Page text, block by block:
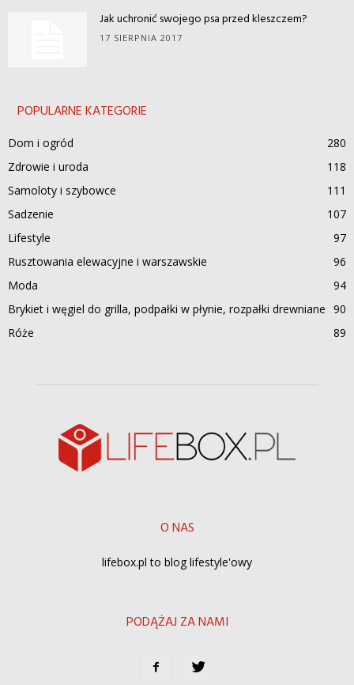
Jak uchronić swojego psa przed kleszczem?
17 SIERPNIA 2017
POPULARNE KATEGORIE
Dom i ogród
280
Zdrowie i uroda
118
Samoloty i szybowce
111
Sadzenie
107
Lifestyle
97
Rusztowania elewacyjne i warszawskie
96
Moda
94
Brykiet i węgiel do grilla, podpałki w płynie, rozpałki drewniane 90
Róże
89
O NAS
lifebox.pl to blog lifestyle'owy
PODĄŻAJ ZA NAMI